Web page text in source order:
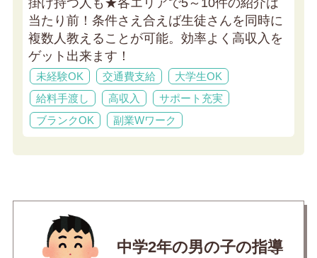
掛け持つ人も★各エリアで5～10件の紹介は
当たり前！条件さえ合えば生徒さんを同時に
複数人教えることが可能。効率よく高収入を
ゲット出来ます！
未経験OK 交通費支給
大学生OK
給料手渡し
高収入
サポート充実
ブランクOK
副業Wワーク
中学2年の男の子の指導